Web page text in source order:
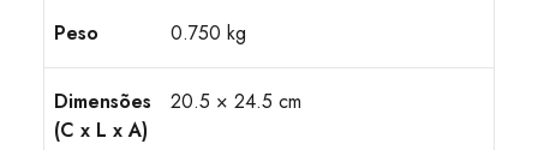
Peso 0.750 kg
Dimensões
(C x L x A)
20.5 × 24.5 cm